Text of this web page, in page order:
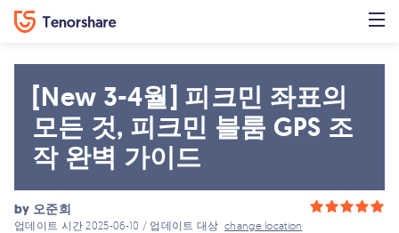
[New 3-4월] 피크민 좌표의
모든 것, 피크민 블룸 GPS 조
작 완벽 가이드
by 오준희
업데이트 시간 2025-06-10 / 업데이트 대상change location